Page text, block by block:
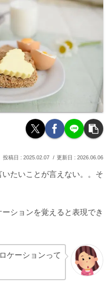
2025.02.07 2026.06.06
たいことが言えない。。そ
ションを覚えると表現でき
ケーションって